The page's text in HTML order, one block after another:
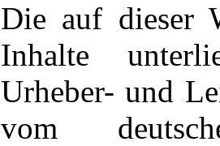
Die auf dieser
Inhalte
Urheber- und
vom